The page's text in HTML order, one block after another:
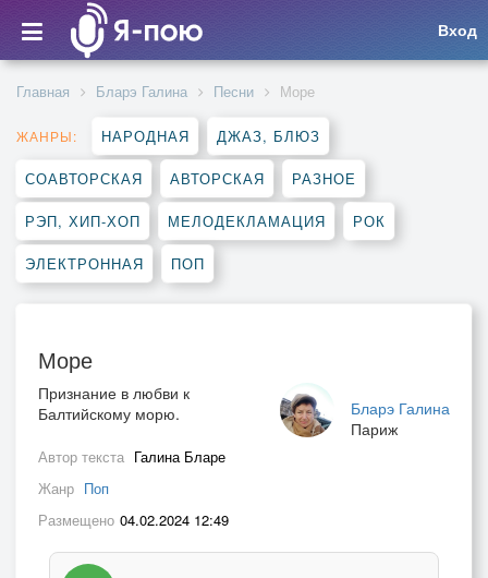
Вход
Главная Бларэ Галина Песни Море
ЖАНРЫ: НАРОДНАЯ ДЖАЗ, БЛЮЗ
СОАВТОРСКАЯ АВТОРСКАЯ РАЗНОЕ
РЭП, ХИП-ХОП МЕЛОДЕКЛАМАЦИЯ РОК
ЭЛЕКТРОННАЯ ПОП
Море
Бларэ Галина
Париж
Признание в любви к
Балтийскому морю.
Автор текста Галина Бларе
Жанр Поп
Размещено 04.02.2024 12:49